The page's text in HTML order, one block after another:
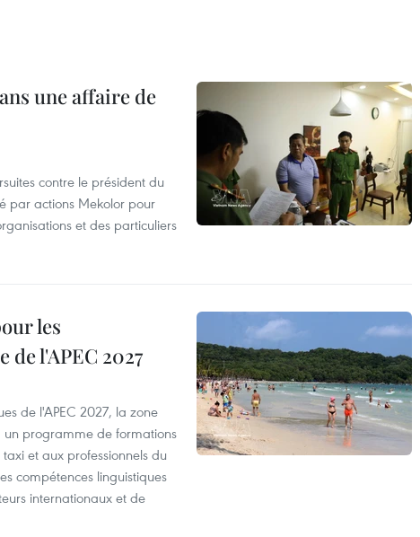
une affaire de
contre le président du
par actions Mekolor pour
et des particuliers
les
l'APEC 2027
de l'APEC 2027, la zone
programme de formations
et aux professionnels du
compétences linguistiques
internationaux et de